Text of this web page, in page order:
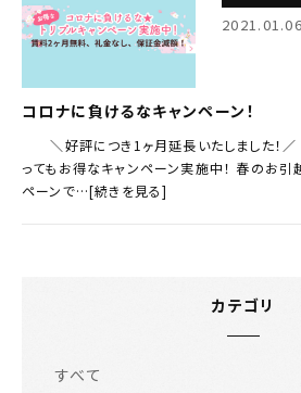
2021.01.06
コロナに負けるなキャンペーン！
＼好評につき1ヶ月延長いたしました！
ってもお得なキャンペーン実施中！ 春のお引
ペーンで…[続きを見る]
カテゴリ
すべて